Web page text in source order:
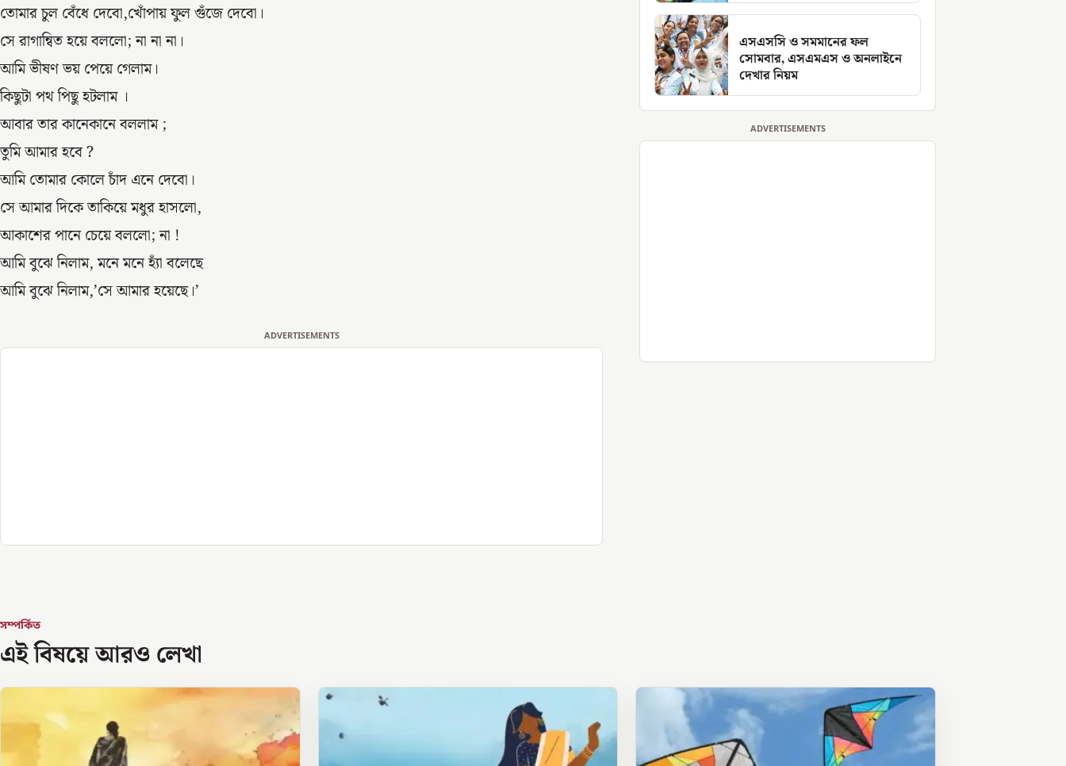
তোমার চুল বেঁধে দেবো,খোঁপায় ফুল গুঁজে দেবো।
সে রাগান্বিত হয়ে বললো; না না না।
আমি ভীষণ ভয় পেয়ে গেলাম।
কিছুটা পথ পিছু হটলাম ।
আবার তার কানেকানে বললাম ;
তুমি আমার হবে ?
আমি তোমার কোলে চাঁদ এনে দেবো।
সে আমার দিকে তাকিয়ে মধুর হাসলো,
আকাশের পানে চেয়ে বললো; না !
আমি বুঝে নিলাম, মনে মনে হ্যাঁ বলেছে
আমি বুঝে নিলাম,’সে আমার হয়েছে।’
ADVERTISEMENTS
এসএসসি ও সমমানের ফল
সোমবার, এসএমএস ও অনলাইনে
দেখার নিয়ম
ADVERTISEMENTS
সম্পর্কিত
এই বিষয়ে আরও লেখা